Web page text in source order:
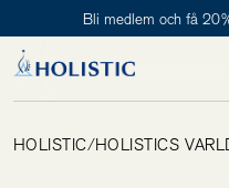
Bli medlem och få
Tillagd i varukorgen
För att påbörja en
Holistic Club. Det är helt
HOLISTIC/HOLISTICS